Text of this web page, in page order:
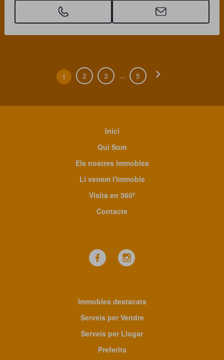
1 2 3 ... 5 chevron_right
Inici
Qui Som
Els nostres immobles
Li venem l'immoble
Visita en 360º
Contacte
Immobles destacats
Serveis per Vendre
Serveis per Llogar
Preferits